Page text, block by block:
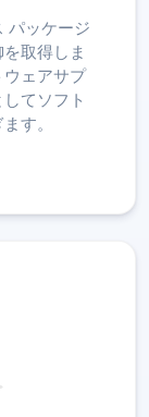
パッケージ
取得しま
ェアサプ
てソフト
す。